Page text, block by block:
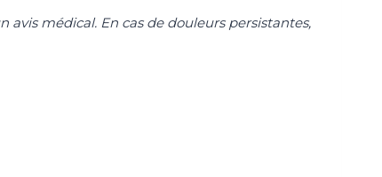
médical. En cas de douleurs persistantes,